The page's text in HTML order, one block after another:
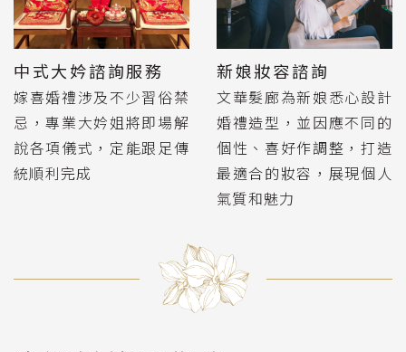
中式大妗諮詢服務
嫁喜婚禮涉及不少習俗禁
忌，專業大妗姐將即場解
說各項儀式，定能跟足傳
統順利完成
新娘妝容諮詢
文華髮廊為新娘悉心設計
婚禮造型，並因應不同的
個性、喜好作調整，打造
最適合的妝容，展現個人
氣質和魅力